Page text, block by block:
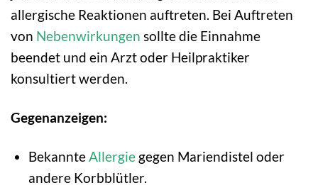
allergische Reaktionen auftreten. Bei Auftreten
von Nebenwirkungen sollte die Einnahme
beendet und ein Arzt oder Heilpraktiker
konsultiert werden.
Gegenanzeigen:
BekannteAllergiegegen Mariendistel oder
andere Korbblütler.